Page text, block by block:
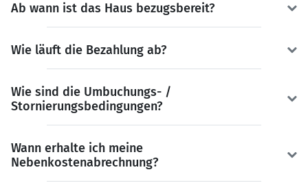
Ab wann ist das Haus bezugsbereit?
Wie läuft die Bezahlung ab?
Wie sind die Umbuchungs- /
Stornierungsbedingungen?
Wann erhalte ich meine
Nebenkostenabrechnung?